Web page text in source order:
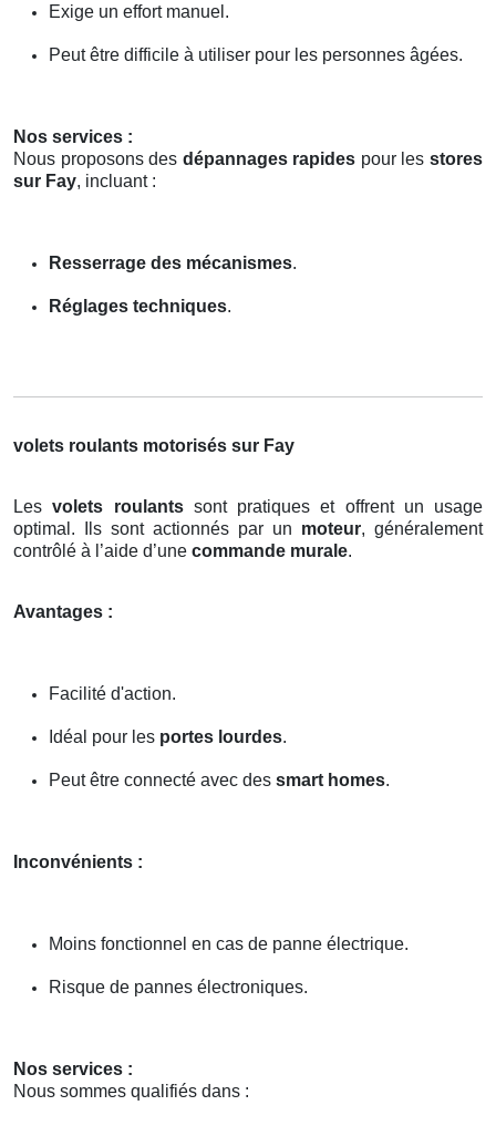
Exige un effort manuel.
Peut être difficile à utiliser pour les personnes âgées.
Nos services :
Nous proposons des dépannages rapides pour lesstores
sur Fay, incluant :
Resserrage des mécanismes.
Réglages techniques.
volets roulants motorisés sur Fay
Lesvolets roulantssont pratiques et offrent un usage
optimal. Ils sont actionnés par un moteur, généralement
contrôlé à l’aide d’une commande murale.
Avantages :
Facilité d'action.
Idéal pour les portes lourdes.
Peut être connecté avec des smart homes.
Inconvénients :
Moins fonctionnel en cas de panne électrique.
Risque de pannes électroniques.
Nos services :
Nous sommes qualifiés dans :